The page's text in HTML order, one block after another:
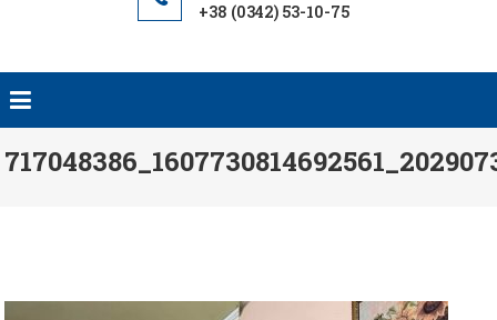
+38 (0342) 53-10-75